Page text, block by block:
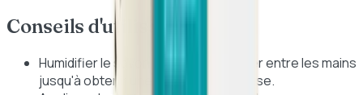
Conseils d'utilisation
Humidifier le savon puis faire mousser entre les mains
jusqu'à obtenir une mousse onctueuse.